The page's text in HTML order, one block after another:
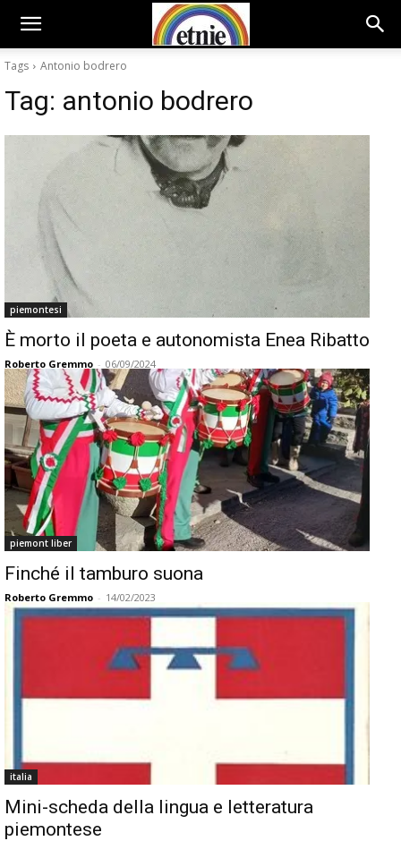
Tags Antonio bodrero
Tag: antonio bodrero
piemontesi
È morto il poeta e autonomista Enea Ribatto
Roberto Gremmo - 06/09/2024
piemont liber
Finché il tamburo suona
Roberto Gremmo - 14/02/2023
italia
Mini-scheda della lingua e letteratura
piemontese